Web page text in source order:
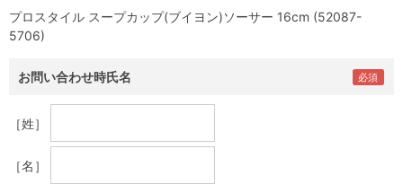
プロスタイル スープカップ(ブイヨン)ソーサー 16cm (52087-
5706)
お問い合わせ時氏名
［姓］
［名］